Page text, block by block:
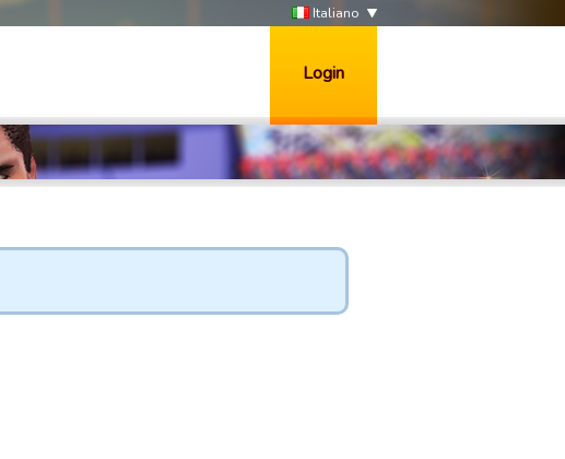
Italiano
Login